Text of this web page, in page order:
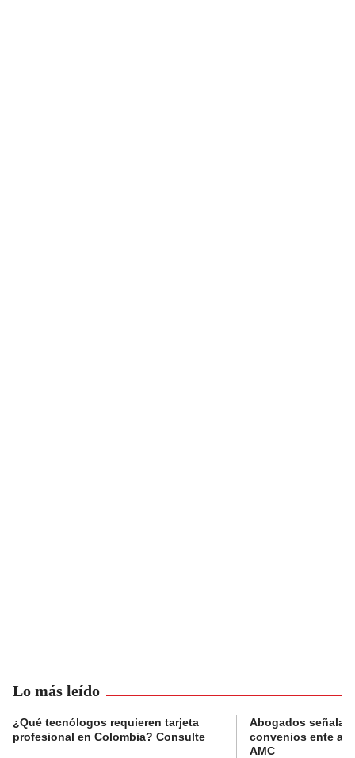
Lo más leído
¿Qué tecnólogos requieren tarjeta
profesional en Colombia? Consulte
Abogados
convenios ente
AMC